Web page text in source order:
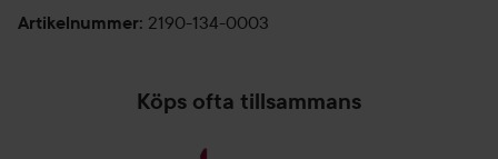
Artikelnummer: 2190-134-0003
Köps ofta tillsammans